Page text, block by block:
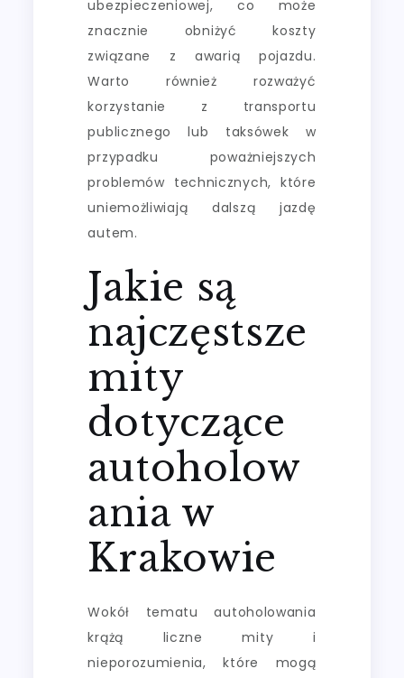
ubezpieczeniowej, co może
znacznie obniżyć koszty
związane z awarią pojazdu.
Warto również rozważyć
korzystanie z transportu
publicznego lub taksówek w
przypadku poważniejszych
problemów technicznych, które
uniemożliwiają dalszą jazdę
autem.
Jakie są
najczęstsze
mity
dotyczące
autoholow
ania w
Krakowie
Wokół tematu autoholowania
krążą liczne mity i
nieporozumienia, które mogą